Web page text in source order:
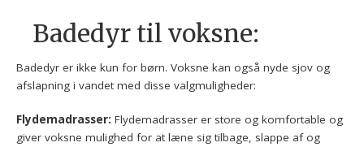
Badedyr til voksne:
Badedyr er ikke kun for børn. Voksne kan også nyde sjov og
afslapning i vandet med disse valgmuligheder:
Flydemadrasser: Flydemadrasser er store og komfortable og
giver voksne mulighed for at læne sig tilbage, slappe af og